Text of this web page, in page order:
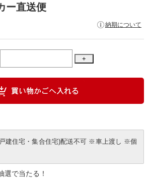
ー直送便
納期について
建住宅・集合住宅)配送不可 ※車上渡し ※個
で当たる！